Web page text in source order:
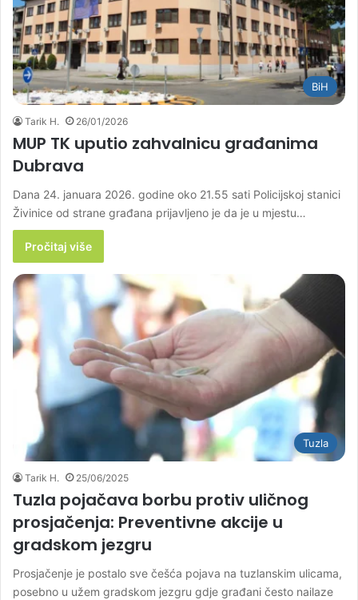
BiH
Tarik H. 26/01/2026
MUP TK uputio zahvalnicu građanima
Dubrava
Dana 24. januara 2026. godine oko 21.55 sati Policijskoj stanici
Živinice od strane građana prijavljeno je da je u mjestu…
Pročitaj više
Tuzla
Tarik H. 25/06/2025
Tuzla pojačava borbu protiv uličnog
prosjačenja: Preventivne akcije u
gradskom jezgru
Prosjačenje je postalo sve češća pojava na tuzlanskim ulicama,
posebno u užem gradskom jezgru gdje građani često nailaze